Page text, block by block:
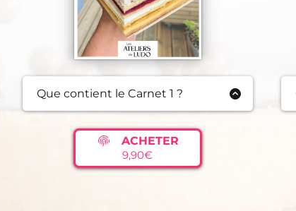
Que contient le Carnet 1 ?
Brioche Perdue Poire Caramel
Tarte Myrtilles
Gâteau Basque Cerise Noire
Tartelettes Mirabelles Citron
ACHETER
9,90€